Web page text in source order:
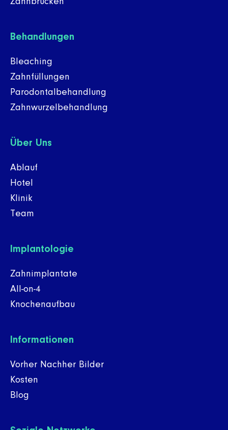
Behandlungen
Bleaching
Zahnfüllungen
Parodontalbehandlung
Zahnwurzelbehandlung
Über Uns
Ablauf
Hotel
Klinik
Team
Implantologie
Zahnimplantate
All-on-4
Knochenaufbau
Informationen
Vorher Nachher Bilder
Kosten
Blog